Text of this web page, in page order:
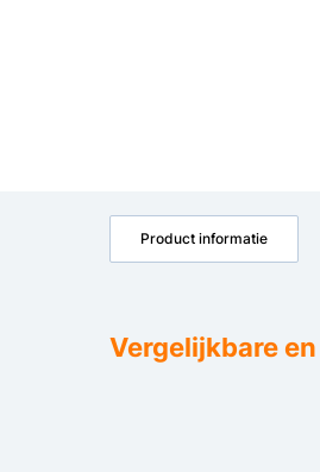
Product informatie
Vergelijkbare